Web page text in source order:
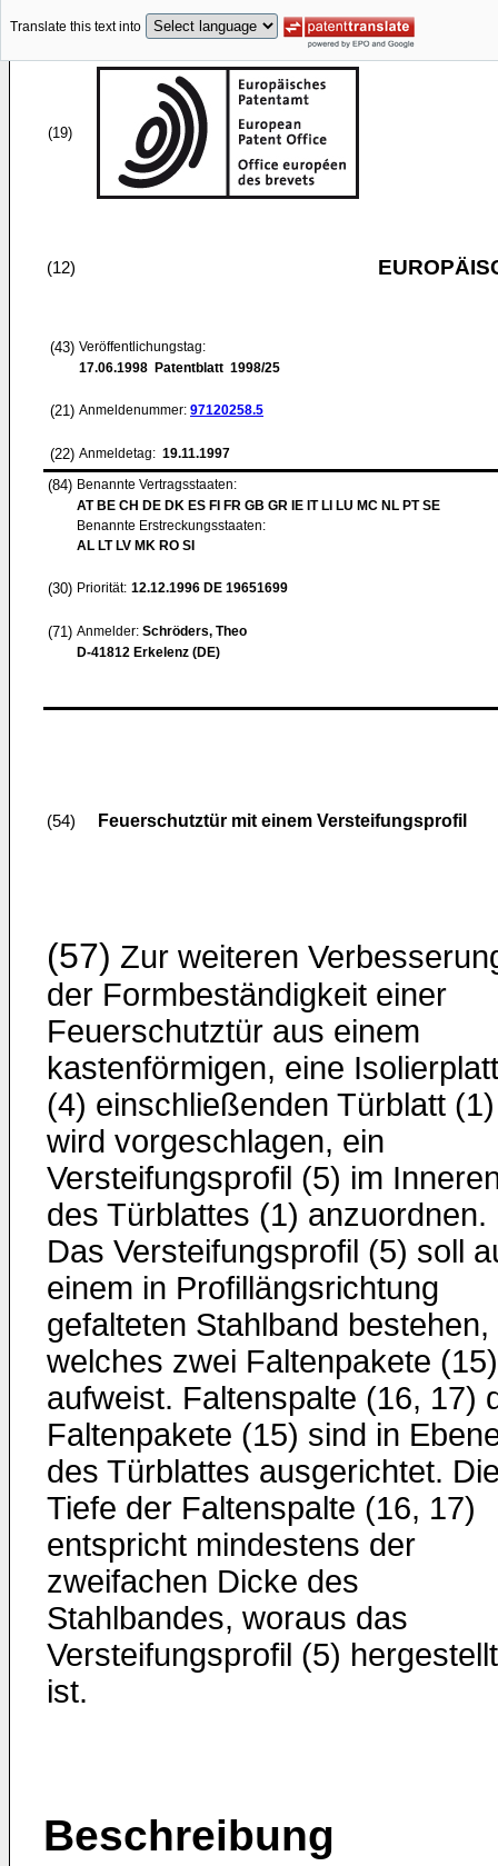
Translate this text into
(19)
(12)
(43) Veröffentlichungstag:
17.06.1998 Patentblatt 1998/25
(21) Anmeldenummer: 97120258.5
(22) Anmeldetag: 19.11.1997
(84) Benannte Vertragsstaaten:
AT BE CH DE DK ES FI FR GB GR IE IT LI LU MC NL PT SE
Benannte Erstreckungsstaaten:
AL LT LV MK RO SI
(30) Priorität: 12.12.1996 DE 19651699
(71) Anmelder: Schröders, Theo
D-41812 Erkelenz (DE)
(54) Feuerschutztür mit einem Versteifungsprofil
(57) Zur weiteren
der Formbeständigkeit einer
Feuerschutztür aus einem
kastenförmigen, eine
(4) einschließenden Türblatt (1)
wird vorgeschlagen, ein
Versteifungsprofil (5) im
des Türblattes (1) anzuordnen.
Das Versteifungsprofil (5) soll
einem in Profillängsrichtung
gefalteten Stahlband bestehen,
welches zwei Faltenpakete (15)
aufweist. Faltenspalte (16, 17)
Faltenpakete (15) sind in
des Türblattes ausgerichtet.
Tiefe der Faltenspalte (16, 17)
entspricht mindestens der
zweifachen Dicke des
Stahlbandes, woraus das
Versteifungsprofil (5) hergestellt
ist.
Beschreibung